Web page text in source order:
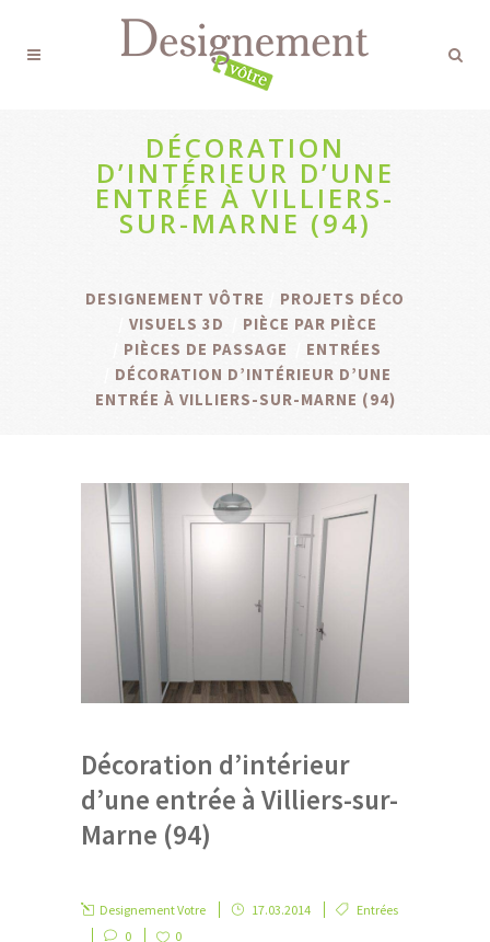
DÉCORATION
D’INTÉRIEUR D’UNE
ENTRÉE À VILLIERS-
SUR-MARNE (94)
DESIGNEMENT VÔTRE
PROJETS DÉCO
VISUELS 3D
PIÈCE PAR PIÈCE
PIÈCES DE PASSAGE
ENTRÉES
DÉCORATION D’INTÉRIEUR D’UNE
ENTRÉE À VILLIERS-SUR-MARNE (94)
Décoration d’intérieur
d’une entrée à Villiers-sur-
Marne (94)
Designement Votre 17.03.2014
Entrées
0
0